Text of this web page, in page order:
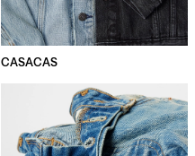
CASACAS